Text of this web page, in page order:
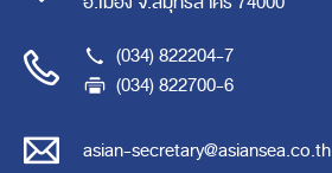
(034) 822204-7
(034) 822700-6
asian-secretary@asiansea.co.th